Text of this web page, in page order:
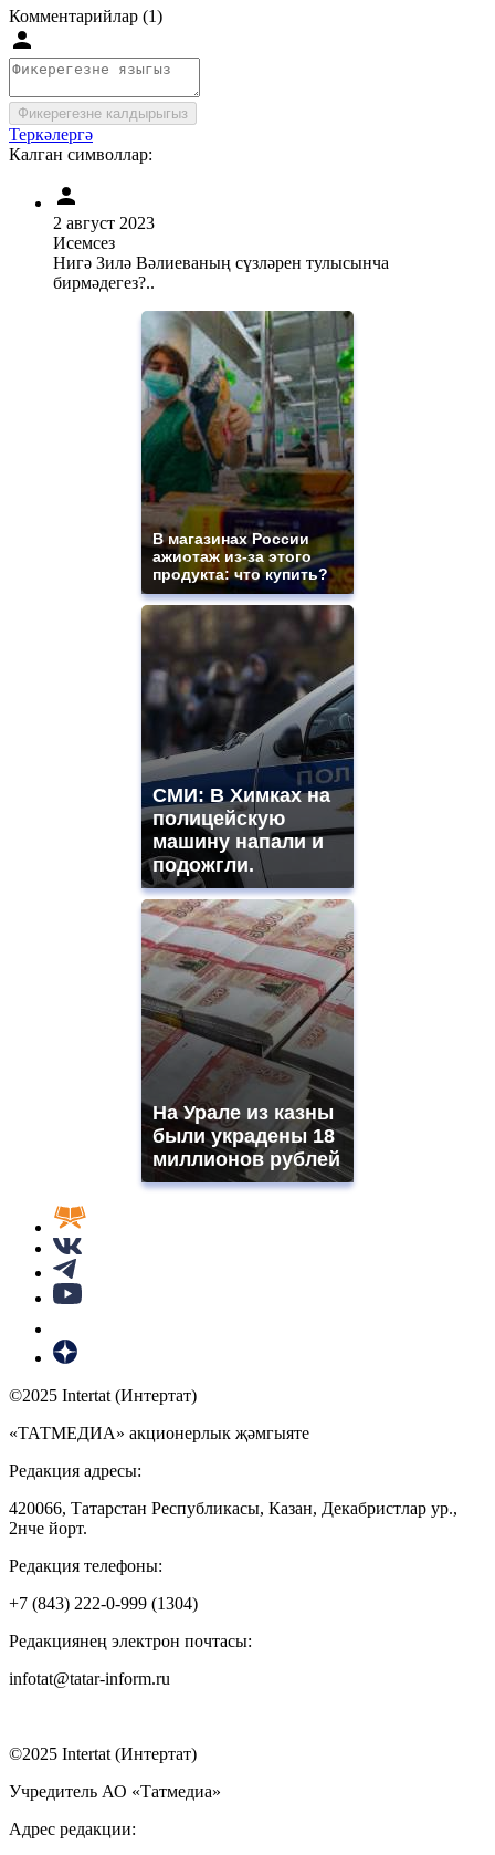
Комментарийлар (1)
Фикерегезне калдырыгыз
Теркәлергә
Калган символлар:
2 август 2023
Исемсез
Нигә Зилә Вәлиеваның сүзләрен тулысынча
бирмәдегез?..
В магазинах России
ажиотаж из-за этого
продукта: что купить?
СМИ: В Химках на
полицейскую
машину напали и
подожгли.
На Урале из казны
были украдены 18
миллионов рублей
©2025 Intertat (Интертат)
«ТАТМЕДИА» акционерлык җәмгыяте
Редакция адресы:
420066, Татарстан Республикасы, Казан, Декабристлар ур.,
2нче йорт.
Редакция телефоны:
+7 (843) 222-0-999 (1304)
Редакциянең электрон почтасы:
infotat@tatar-inform.ru
©2025 Intertat (Интертат)
Учредитель АО «Татмедиа»
Адрес редакции: